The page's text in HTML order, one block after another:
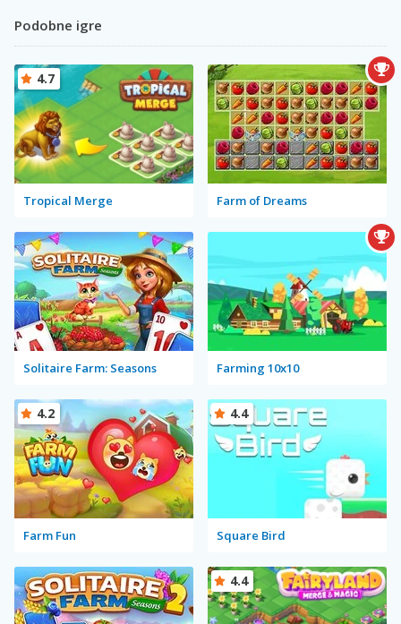
Podobne igre
Tropical Merge
4.7
Farm of Dreams
Solitaire Farm: Seasons Farming 10x10
Farm Fun
4.2
Square Bird
4.4
4.4